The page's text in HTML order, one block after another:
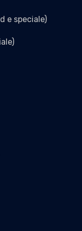
e speciale)